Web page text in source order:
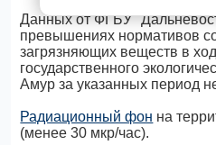
Данных от ФГБУ
превышениях нормативов
загрязняющих веществ в
государственного
Амур за указанных период
Радиационный фон на
(менее 30 мкр/час).